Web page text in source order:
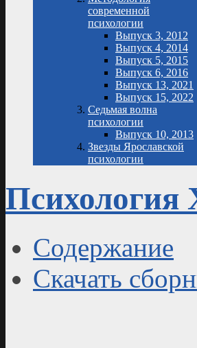
современной
психологии
Выпуск 3, 2012
Выпуск 4, 2014
Выпуск 5, 2015
Выпуск 6, 2016
Выпуск 13, 2021
Выпуск 15, 2022
Седьмая волна
психологии
Выпуск 10, 2013
Звезды Ярославской
психологии
Психология
Содержание
Скачать